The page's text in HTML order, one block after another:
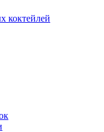
коктейлей